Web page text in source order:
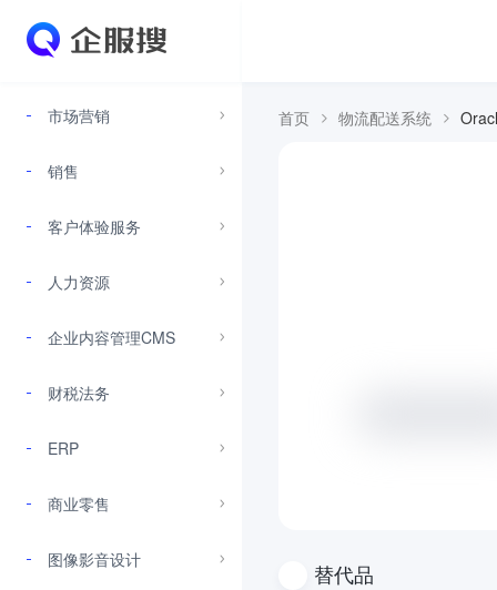
市场营销
销售
客户体验服务
人力资源
企业内容管理CMS
财税法务
ERP
商业零售
图像影音设计
首页 物流配送系统
替代品